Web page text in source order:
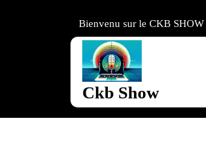
Bienvenu sur le CKB SHOW
Ckb Show